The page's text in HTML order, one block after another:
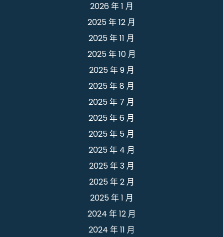
2026 年 1 月
2025 年 12 月
2025 年 11 月
2025 年 10 月
2025 年 9 月
2025 年 8 月
2025 年 7 月
2025 年 6 月
2025 年 5 月
2025 年 4 月
2025 年 3 月
2025 年 2 月
2025 年 1 月
2024 年 12 月
2024 年 11 月